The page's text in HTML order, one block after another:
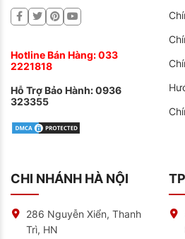
nhà máy Sebang Global
Địa chỉ bán ắc quy Sebang uy
Hotline Bán Hàng:033
2221818
Hỗ Trợ Bảo Hành:0936
323355
CHI NHÁNH HÀ NỘI
286 Nguyễn Xiển, Thanh
Trì, HN